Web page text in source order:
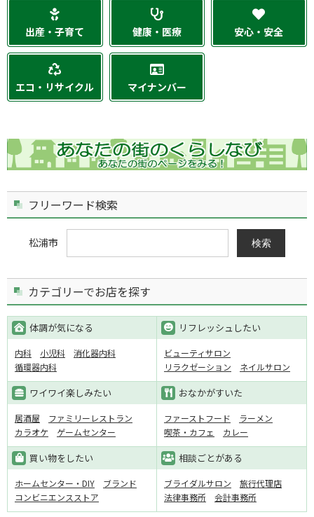
出産・子育て 健康・医療 安心・安全
エコ・リサイクル マイナンバー
フリーワード検索
松浦市 検索
カテゴリーでお店を探す
体調が気になる
内科 小児科
消化器内科
循環器内科
リフレッシュしたい
ビューティサロン
リラクゼーション
ネイルサロン
ワイワイ楽しみたい
居酒屋
ファミリーレストラン
カラオケ
ゲームセンター
おなかがすいた
ファーストフード
ラーメン
喫茶・カフェ
カレー
買い物をしたい
ホームセンター・DIY
ブランド
コンビニエンスストア
相談ごとがある
ブライダルサロン
旅行代理店
法律事務所
会計事務所